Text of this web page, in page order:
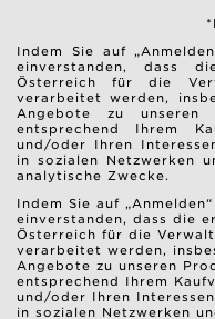
Indem Sie auf
einverstanden, dass
Österreich für die
verarbeitet werden,
Angebote zu unseren
entsprechend Ihrem
und/oder Ihren
in sozialen Netzwerken
analytische Zwecke.
Indem Sie auf
einverstanden, dass die
Österreich für die
verarbeitet werden,
Angebote zu unseren
entsprechend Ihrem
und/oder Ihren
in sozialen Netzwerken